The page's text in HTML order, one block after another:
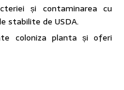
și contaminarea cu
stabilite de USDA.
coloniza planta și oferi